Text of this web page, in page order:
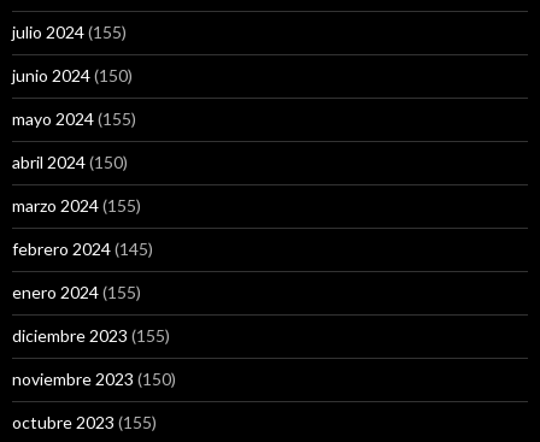
julio 2024(155)
junio 2024(150)
mayo 2024(155)
abril 2024(150)
marzo 2024(155)
febrero 2024(145)
enero 2024(155)
diciembre 2023 (155)
noviembre 2023 (150)
octubre 2023 (155)